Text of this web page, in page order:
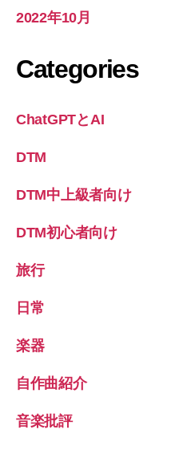
2022年10月
Categories
ChatGPTとAI
DTM
DTM中上級者向け
DTM初心者向け
旅行
日常
楽器
自作曲紹介
音楽批評